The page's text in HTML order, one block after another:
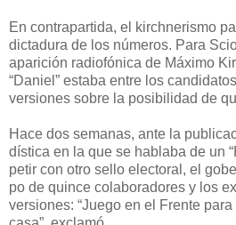
En con­tra­par­ti­da, el kirch­ne­ris­mo
dic­ta­du­ra de los nú­me­ros. Pa­ra
apa­ri­ción ra­dio­fó­ni­ca de Má­xi­mo
“Da­niel” es­ta­ba en­tre los
ver­sio­nes so­bre la po­si­bi­li­dad de
Ha­ce dos se­ma­nas, an­te la
dís­ti­ca en la que se ha­bla­ba de un
pe­tir con otro se­llo elec­to­ral, el
po de quin­ce co­la­bo­ra­do­res y los
ver­sio­nes: “Jue­go en el Fren­te